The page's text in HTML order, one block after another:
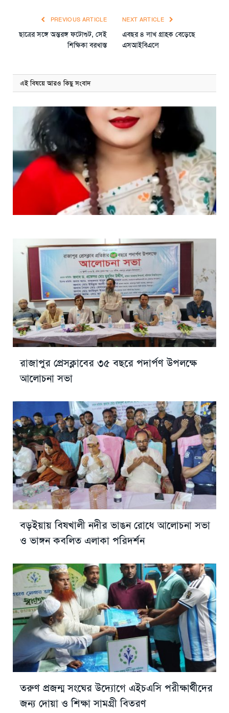
PREVIOUS ARTICLE
ছাত্রের সঙ্গে অন্তরঙ্গ ফটোশুট, সেই
শিক্ষিকা বরখাস্ত
NEXT ARTICLE
এবছর ৪ লাখ গ্রাহক বেড়েছে
এসআইবিএলে
এই বিষয়ে আরও কিছু সংবাদ
রাজাপুর প্রেসক্লাবের ৩৫ বছরে পদার্পণ উপলক্ষে
আলোচনা সভা
বড়ইয়ায় বিষখালী নদীর ভাঙন রোধে আলোচনা সভা
ও ভাঙ্গন কবলিত এলাকা পরিদর্শন
তরুণ প্রজন্ম সংঘের উদ্যোগে এইচএসি পরীক্ষার্থীদের
জন্য দোয়া ও শিক্ষা সামগ্রী বিতরণ